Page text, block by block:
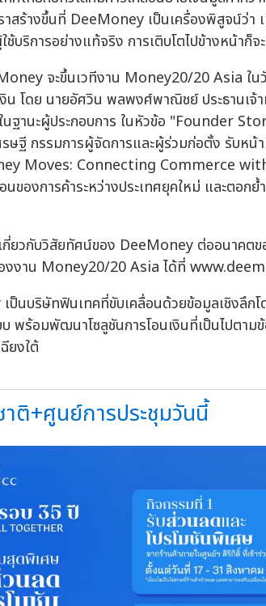
สร้างขึ้นที่ DeeMoney เป็นเครื่องพิสูจน์ว่า
ใช้บริการอย่างแท้จริง การเติบโตไปข้างหน้าก็
จะขึ้นเวทีงาน Money20/20 Asia ใ
น โดย นายอัศวิน พลพงศ์พาณิชย์ ประธานเ
ในฐานะผู้ประกอบการ ในหัวข้อ "Founder
ษฐี กรรมการผู้จัดการและผู้ร่วมก่อตั้ง รับหน้า
Moves: Connecting Commerce
นของการค้าระหว่างประเทศยุคใหม่ และตอ
กี่ยวกับวิสัยทัศน์ของ DeeMoney ต่ออนาคตข
งงาน Money20/20 Asia ได้ที่
ป็นบริษัทฟินเทคที่ขับเคลื่อนด้วยข้อมูลเชิงลึกโ
บ พร้อมพัฒนาโซลูชันการโอนเงินที่เป็นไปตา
ยงใต้
าติ+ศูนย์การประชุมวันนี้